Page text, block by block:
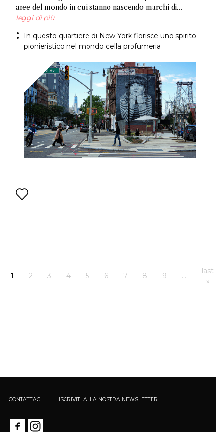
aree del mondo in cui stanno nascendo marchi di
profumi indipendenti: da Amsterdam a Shoreditch e ora
che prosperano nell'apertura artistica per cui questo
luogo è famoso e pianifica una visita ai negozi che
leggi di più
In questo quartiere di New York fiorisce uno spirito
pionieristico nel mondo della profumeria
1 2 3 4 5 6 7 8 9 …
last
»
CONTATTACI ISCRIVITI ALLA NOSTRA NEWSLETTER